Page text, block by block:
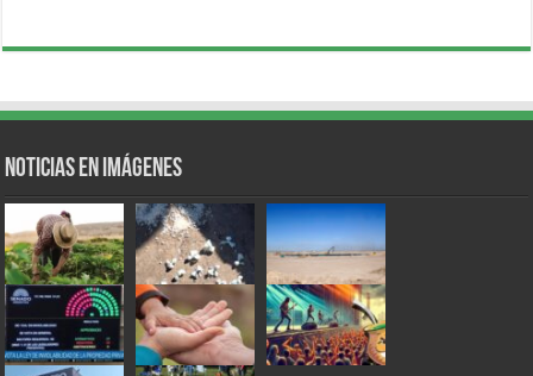
Noticias en Imágenes